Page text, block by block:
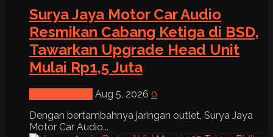
Surya Jaya Motor Car Audio
Resmikan Cabang Ketiga di BSD,
Tawarkan Upgrade Head Unit
Mulai Rp1,5 Juta
Aug 5, 2026 0
Dengan bertambahnya jaringan outlet, Surya Jaya
Motor Car Audio...